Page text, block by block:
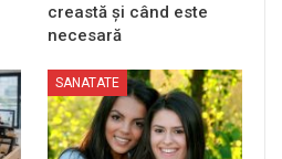
creastă și când este
necesară
SANATATE